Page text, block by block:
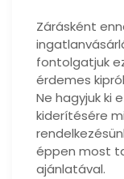
Zárásként
fontolgatjuk
érdemes
Ne hagyjuk ki
kiderítésére
éppen most
ajánlatával.